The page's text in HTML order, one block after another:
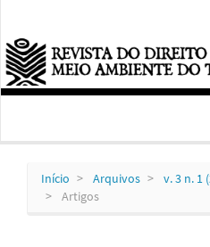
Conteúdo
principal
Barra
Lateral
Início Arquivos
v. 3 n. 1
Artigos